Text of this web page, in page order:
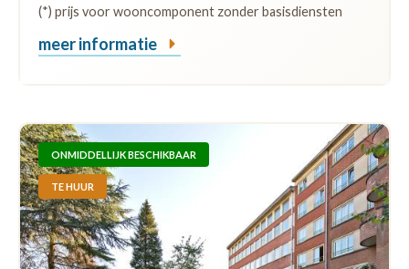
(*) prijs voor wooncomponent zonder basisdiensten
meer informatie
ONMIDDELLIJK BESCHIKBAAR
TE HUUR